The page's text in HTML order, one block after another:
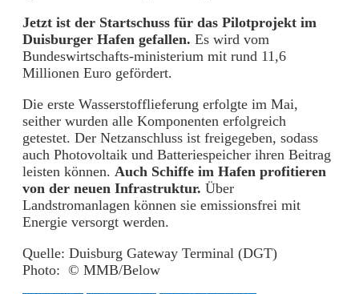
Jetzt ist der Startschuss für das Pilotprojekt im
Duisburger Hafen gefallen. Es wird vom
Bundeswirtschafts-ministerium mit rund 11,6
Millionen Euro gefördert.
Die erste Wasserstofflieferung erfolgte im Mai,
seither wurden alle Komponenten erfolgreich
getestet. Der Netzanschluss ist freigegeben, sodass
auch Photovoltaik und Batteriespeicher ihren Beitrag
leisten können. Auch Schiffe im Hafen profitieren
von der neuen Infrastruktur. Über
Landstromanlagen können sie emissionsfrei mit
Energie versorgt werden.
Quelle: Duisburg Gateway Terminal (DGT)
Photo: © MMB/Below